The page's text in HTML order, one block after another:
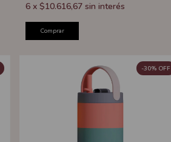
6 x$10.616,67 sin interés
Comprar
-30% OFF